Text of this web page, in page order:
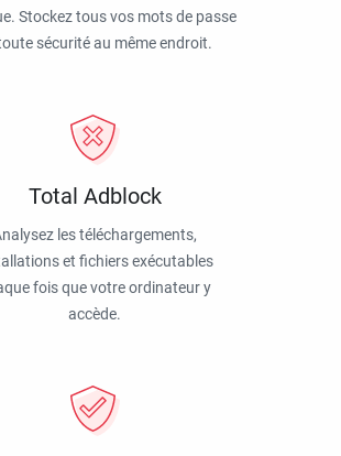
Stockez tous vos mots de passe
sécurité au même endroit.
Total Adblock
les téléchargements,
et fichiers exécutables
fois que votre ordinateur y
accède.